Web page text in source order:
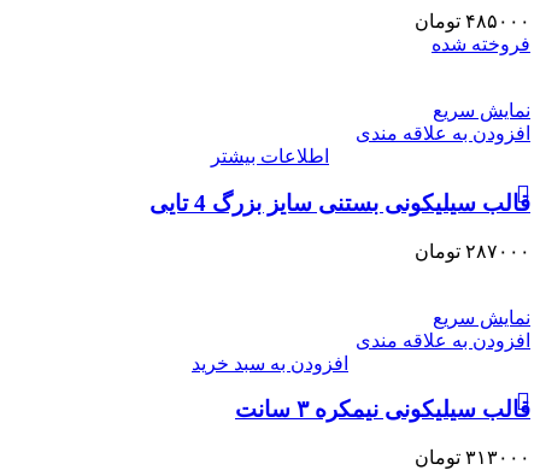
۴۸۵۰۰۰ تومان
فروخته شده
نمایش سریع
افزودن به علاقه مندی
اطلاعات بیشتر
قالب سیلیکونی بستنی سایز بزرگ 4 تایی
۲۸۷۰۰۰ تومان
نمایش سریع
افزودن به علاقه مندی
افزودن به سبد خرید
قالب سیلیکونی نیمکره ۳ سانت
۳۱۳۰۰۰ تومان